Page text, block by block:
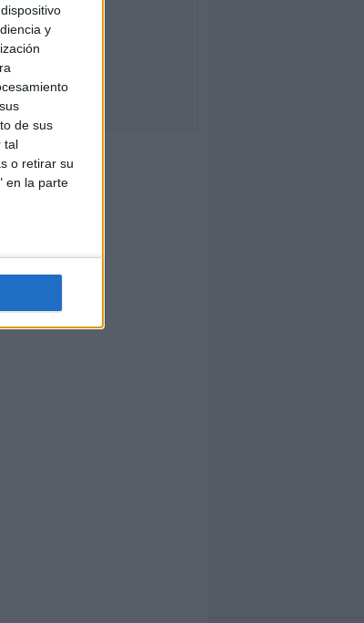
y
de sus
tal
o retirar su
en la parte